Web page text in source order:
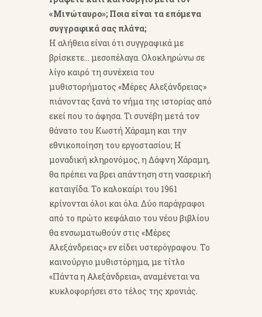
«Μινώταυρο»; Ποια είναι τα επόμενα
συγγραφικά σας πλάνα;
Η αλήθεια είναι ότι συγγραφικά με
βρίσκετε… μεσοπέλαγα. Ολοκληρώνω σε
λίγο καιρό τη συνέχεια του
μυθιστορήματος «Μέρες Αλεξάνδρειας»
πιάνοντας ξανά το νήμα της ιστορίας από
εκεί που το άφησα. Τι συνέβη μετά τον
θάνατο του Κωστή Χάραμη και την
εθνικοποίηση του εργοστασίου; Η
μοναδική κληρονόμος, η Δάφνη Χάραμη,
θα πρέπει να βρει απάντηση στη νασερική
καταιγίδα. Το καλοκαίρι του 1961
κρίνονται όλοι και όλα. Δύο παράγραφοι
από το πρώτο κεφάλαιο του νέου βιβλίου
θα ενσωματωθούν στις «Μέρες
Αλεξάνδρειας» εν είδει υστερόγραφου. Το
καινούργιο μυθιστόρημα, με τίτλο
«Πάντα η Αλεξάνδρεια», αναμένεται να
κυκλοφορήσει στο τέλος της χρονιάς.